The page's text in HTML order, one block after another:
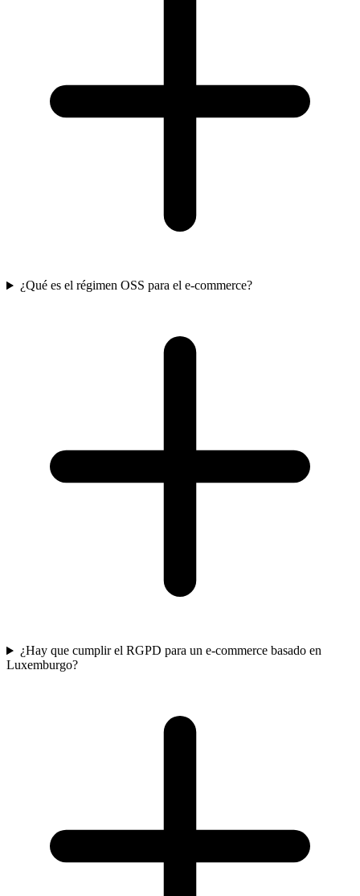
¿Qué es el régimen OSS para el e-commerce?
¿Hay que cumplir el RGPD para un e-commerce basado en
Luxemburgo?